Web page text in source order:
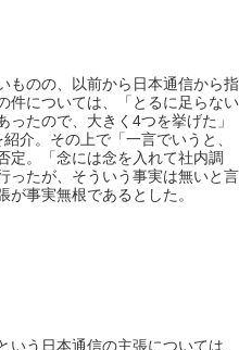
のの、以前から日本通信から指
件については、「とるに足らない
たので、大きく4つを挙げた」
介。その上で「一言でいうと、
定。「念には念を入れて社内調
ったが、そういう事実は無いと言
事実無根であるとした。
う日本通信の主張については、